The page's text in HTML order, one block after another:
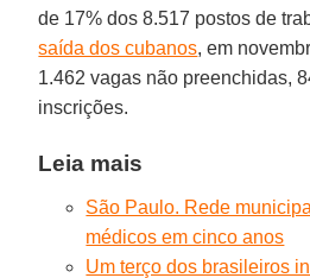
de 17% dos 8.517 postos de
saída dos cubanos, em
1.462 vagas não preenchidas,
inscrições.
Leia mais
São Paulo. Rede
médicos em cinco anos
Um terço dos brasileiros